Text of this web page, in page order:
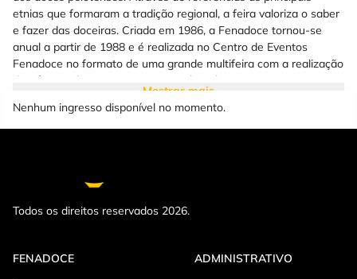
etnias que formaram a tradição regional, a feira valoriza o saber
e fazer das doceiras. Criada em 1986, a Fenadoce tornou-se
anual a partir de 1988 e é realizada no Centro de Eventos
Fenadoce no formato de uma grande multifeira com a realização
da Câmara de Dirigentes Lojistas de Pelotas.
O protagonista do evento são os doces certificados,
encontrados na Cidade do Doce. Há também uma grande
Alimentação e 5.000 vagas de estacionamento.
Em cada edição a feira recebe excursões de todo o país e
gastronômicos.
Mostrar mais
Nenhum ingresso disponível no momento.
Todos os direitos reservados 2026.
FENADOCE
ADMINISTRATIVO